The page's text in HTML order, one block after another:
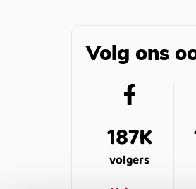
Volg ons
187K
volgers